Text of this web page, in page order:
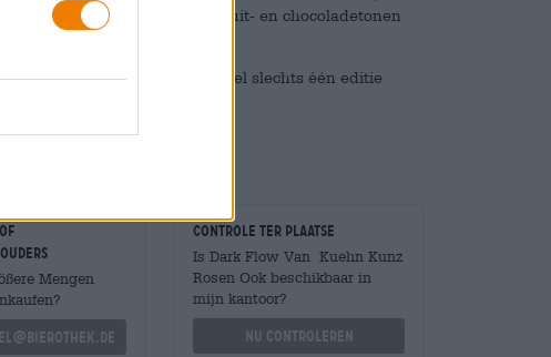
samen met de mout-, fruit- en chocoladetonen
bewaartijd is er momenteel slechts één editie
moet je er snel bij zijn!
Mengen
Controle ter plaatse
Is Dark Flow Van Kuehn Kunz
Rosen Ook beschikbaar in
mijn kantoor?
Nu controleren